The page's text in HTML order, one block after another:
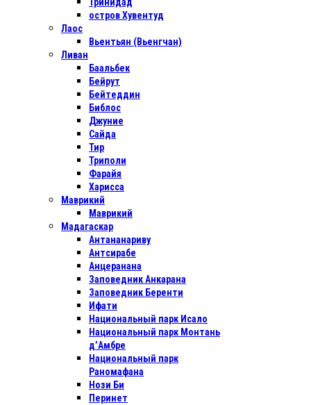
остров Хувентуд
Лаос
Вьентьян (Вьенгчан)
Ливан
Баальбек
Бейрут
Бейтеддин
Библос
Джуние
Сайда
Тир
Триполи
Фарайя
Харисса
Маврикий
Маврикий
Мадагаскар
Антананариву
Антсирабе
Анцеранана
Заповедник Анкарана
Заповедник Беренти
Ифати
Национальный парк Исало
Национальный парк Монтань
д’Амбре
Национальный парк
Раномафана
Нози Би
Перинет